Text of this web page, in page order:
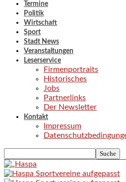
Termine
Politik
Wirtschaft
Sport
Stadt News
Veranstaltungen
Leserservice
Firmenportraits
Historisches
Jobs
Partnerlinks
Der Newsletter
Kontakt
Impressum